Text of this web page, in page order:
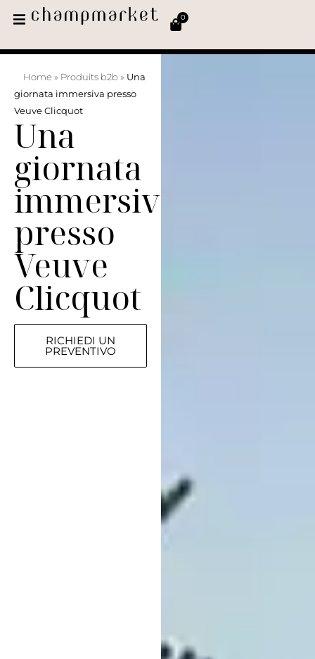
0
Home » Produits b2b » Una
giornata immersiva presso
Veuve Clicquot
Una
giornata
immersiva
presso
Veuve
Clicquot
RICHIEDI UN
PREVENTIVO